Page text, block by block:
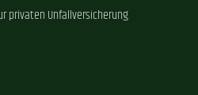
privaten Unfallversicherung